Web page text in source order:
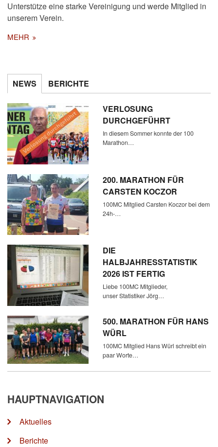
Unterstütze eine starke Vereinigung und werde Mitglied in
unserem Verein.
MEHR
NEWS BERICHTE
VERLOSUNG
DURCHGEFÜHRT
In diesem Sommer konnte der 100
Marathon…
200. MARATHON FÜR
CARSTEN KOCZOR
100MC Mitglied Carsten Koczor bei dem
24h-…
DIE
HALBJAHRESSTATISTIK
2026 IST FERTIG
Liebe 100MC Mitglieder,
unser Statistiker Jörg…
500. MARATHON FÜR HANS
WÜRL
100MC Mitglied Hans Würl schreibt ein
paar Worte…
HAUPTNAVIGATION
Aktuelles
Berichte